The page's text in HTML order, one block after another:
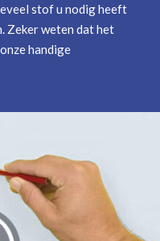
stof u nodig heeft
Zeker weten dat het
handige